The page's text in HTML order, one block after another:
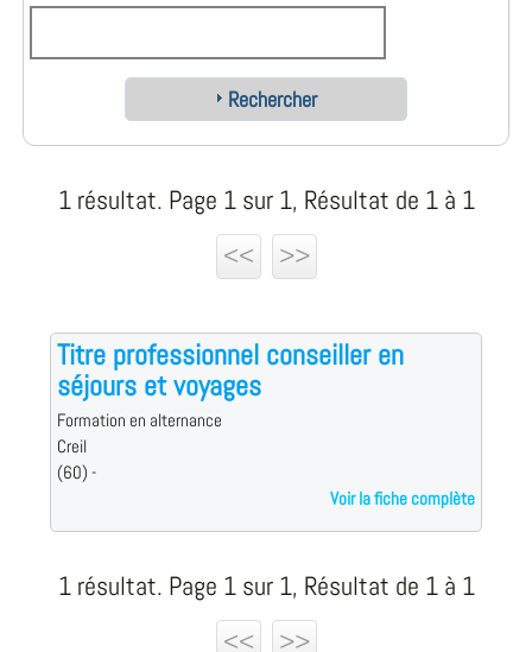
Rechercher
1 résultat. Page 1 sur 1, Résultat de 1 à 1
<<
>>
Titre professionnel conseiller en
séjours et voyages
Formation en alternance
Creil
(60) -
Voir la fiche complète
1 résultat. Page 1 sur 1, Résultat de 1 à 1
<<
>>